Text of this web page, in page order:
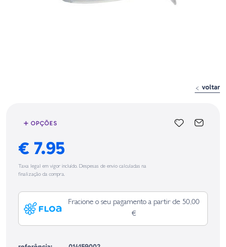
voltar
➕ OPÇÕES
€ 7.95
Taxa legal em vigor incluído. Despesas de envio calculadas na
finalização da compra.
Fracione o seu pagamento a partir de 50,00
€